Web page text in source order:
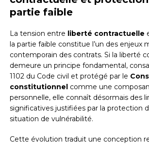
partie faible
La tension entre liberté contractuelle
la partie faible constitue l’un des enjeux
contemporain des contrats. Si la liberté
demeure un principe fondamental,
1102 du Code civil et protégé par le
constitutionnel comme une
personnelle, elle connaît désormais des
significatives justifiées par la protection
situation de vulnérabilité.
Cette évolution traduit une conception